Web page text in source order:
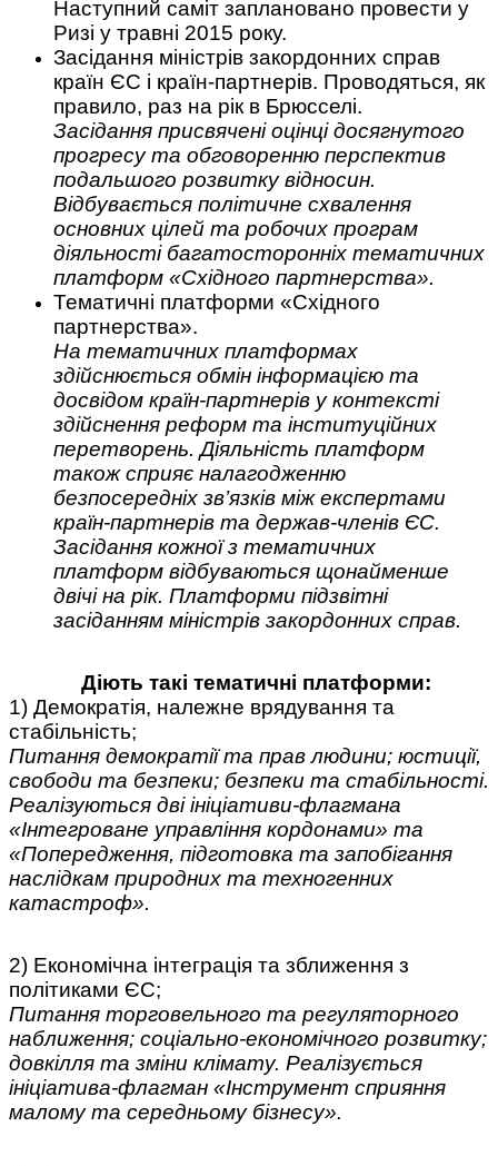
Наступний саміт заплановано провести у
Ризі у травні 2015 року.
Засідання міністрів закордонних справ
країн ЄС і країн-партнерів. Проводяться, як
правило, раз на рік в Брюсселі.
Засідання присвячені оцінці досягнутого
прогресу та обговоренню перспектив
подальшого розвитку відносин.
Відбувається політичне схвалення
основних цілей та робочих програм
діяльності багатосторонніх тематичних
платформ «Східного партнерства».
Тематичні платформи «Східного
партнерства».
На тематичних платформах
здійснюється обмін інформацією та
досвідом країн-партнерів у контексті
здійснення реформ та інституційних
перетворень. Діяльність платформ
також сприяє налагодженню
безпосередніх зв’язків між експертами
країн-партнерів та держав-членів ЄС.
Засідання кожної з тематичних
платформ відбуваються щонайменше
двічі на рік. Платформи підзвітні
засіданням міністрів закордонних справ.
Діють такі тематичні платформи:
1) Демократія, належне врядування та
стабільність;
Питання демократії та прав людини; юстиції,
свободи та безпеки; безпеки та стабільності.
Реалізуються дві ініціативи-флагмана
«Інтегроване управління кордонами» та
«Попередження, підготовка та запобігання
наслідкам природних та техногенних
катастроф».
2) Економічна інтеграція та зближення з
політиками ЄС;
Питання торговельного та регуляторного
наближення; соціально-економічного розвитку;
довкілля та зміни клімату. Реалізується
ініціатива-флагман «Інструмент сприяння
малому та середньому бізнесу».